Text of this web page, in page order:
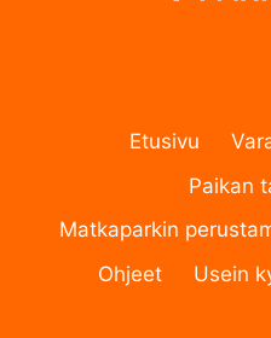
Etusivu
Paikan
Matkaparkin
Ohjeet
Usein